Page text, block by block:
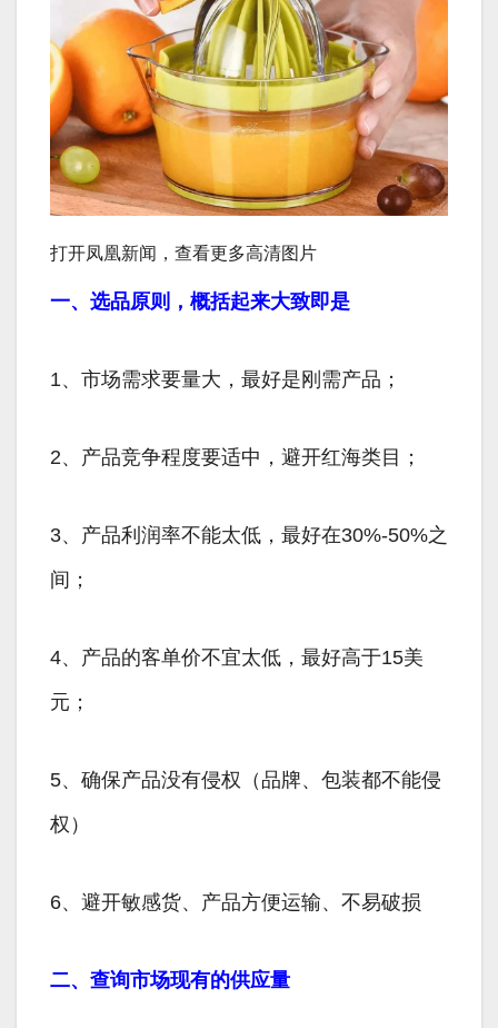
打开凤凰新闻，查看更多高清图片
一、选品原则，概括起来大致即是
1、市场需求要量大，最好是刚需产品；
2、产品竞争程度要适中，避开红海类目；
3、产品利润率不能太低，最好在30%-50%之
间；
4、产品的客单价不宜太低，最好高于15美
元；
5、确保产品没有侵权（品牌、包装都不能侵
权）
6、避开敏感货、产品方便运输、不易破损
二、查询市场现有的供应量